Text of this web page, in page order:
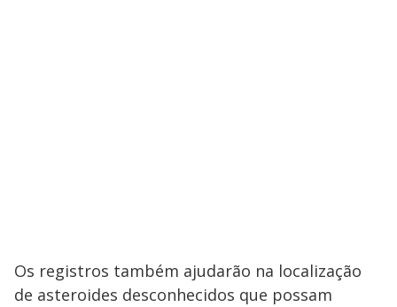
Os registros também ajudarão na localização
de asteroides desconhecidos que possam